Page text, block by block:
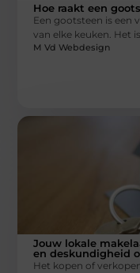
Hoe raakt een
Een gootsteen is een
van elke keuken. Het
M Vd Webdesign
Jouw lokale
en deskundigheid
Het kopen of